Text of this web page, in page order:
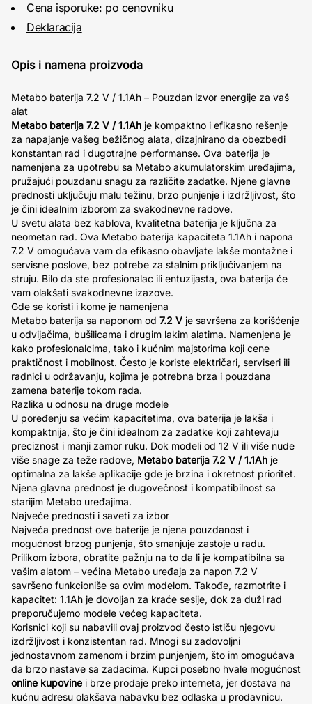
Cena isporuke: po cenovniku
Deklaracija
Opis i namena proizvoda
Metabo baterija 7.2 V / 1.1Ah – Pouzdan izvor energije za vaš
alat
Metabo baterija 7.2 V / 1.1Ah je kompaktno i efikasno rešenje
za napajanje vašeg bežičnog alata, dizajnirano da obezbedi
konstantan rad i dugotrajne performanse. Ova baterija je
namenjena za upotrebu sa Metabo akumulatorskim uređajima,
pružajući pouzdanu snagu za različite zadatke. Njene glavne
prednosti uključuju malu težinu, brzo punjenje i izdržljivost, što
je čini idealnim izborom za svakodnevne radove.
U svetu alata bez kablova, kvalitetna baterija je ključna za
neometan rad. Ova Metabo baterija kapaciteta 1.1Ah i napona
7.2 V omogućava vam da efikasno obavljate lakše montažne i
servisne poslove, bez potrebe za stalnim priključivanjem na
struju. Bilo da ste profesionalac ili entuzijasta, ova baterija će
vam olakšati svakodnevne izazove.
Gde se koristi i kome je namenjena
Metabo baterija sa naponom od 7.2 V je savršena za korišćenje
u odvijačima, bušilicama i drugim lakim alatima. Namenjena je
kako profesionalcima, tako i kućnim majstorima koji cene
praktičnost i mobilnost. Često je koriste električari, serviseri ili
radnici u održavanju, kojima je potrebna brza i pouzdana
zamena baterije tokom rada.
Razlika u odnosu na druge modele
U poređenju sa većim kapacitetima, ova baterija je lakša i
kompaktnija, što je čini idealnom za zadatke koji zahtevaju
preciznost i manji zamor ruku. Dok modeli od 12 V ili više nude
više snage za teže radove, Metabo baterija 7.2 V / 1.1Ah je
optimalna za lakše aplikacije gde je brzina i okretnost prioritet.
Njena glavna prednost je dugovečnost i kompatibilnost sa
starijim Metabo uređajima.
Najveće prednosti i saveti za izbor
Najveća prednost ove baterije je njena pouzdanost i
mogućnost brzog punjenja, što smanjuje zastoje u radu.
Prilikom izbora, obratite pažnju na to da li je kompatibilna sa
vašim alatom – većina Metabo uređaja za napon 7.2 V
savršeno funkcioniše sa ovim modelom. Takođe, razmotrite i
kapacitet: 1.1Ah je dovoljan za kraće sesije, dok za duži rad
preporučujemo modele većeg kapaciteta.
Korisnici koji su nabavili ovaj proizvod često ističu njegovu
izdržljivost i konzistentan rad. Mnogi su zadovoljni
jednostavnom zamenom i brzim punjenjem, što im omogućava
da brzo nastave sa zadacima. Kupci posebno hvale mogućnost
online kupovine i brze prodaje preko interneta, jer dostava na
kućnu adresu olakšava nabavku bez odlaska u prodavnicu.